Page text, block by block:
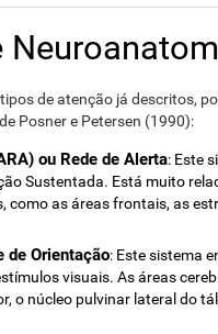
de atenção já descritos,
Posner e Petersen (1990):
ou Rede de Alerta: Este
Sustentada. Está muito
como as áreas frontais, as
de Orientação: Este sistema
visuais. As áreas
o núcleo pulvinar lateral do